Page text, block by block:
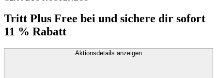
Tritt Plus Free bei und sichere dir sofort
11 % Rabatt
Aktionsdetails anzeigen